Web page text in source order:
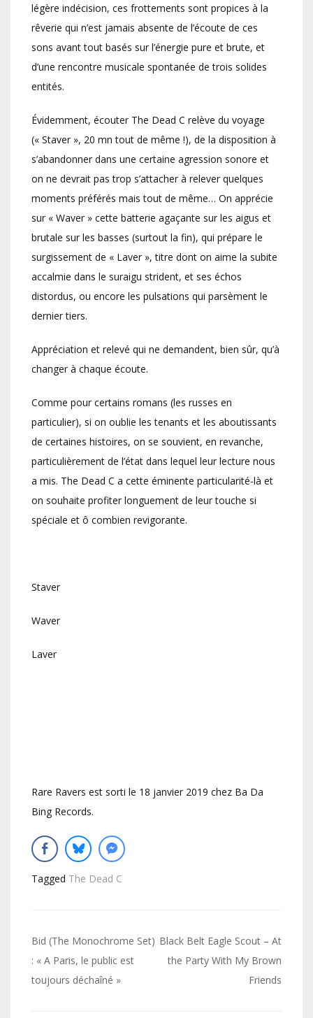
légère indécision, ces frottements sont propices à la
rêverie qui n’est jamais absente de l’écoute de ces
sons avant tout basés sur l’énergie pure et brute, et
d’une rencontre musicale spontanée de trois solides
entités.
Évidemment, écouter The Dead C relève du voyage
(« Staver », 20 mn tout de même !), de la disposition à
s’abandonner dans une certaine agression sonore et
on ne devrait pas trop s’attacher à relever quelques
moments préférés mais tout de même… On apprécie
sur « Waver » cette batterie agaçante sur les aigus et
brutale sur les basses (surtout la fin), qui prépare le
surgissement de « Laver », titre dont on aime la subite
accalmie dans le suraigu strident, et ses échos
distordus, ou encore les pulsations qui parsèment le
dernier tiers.
Appréciation et relevé qui ne demandent, bien sûr, qu’à
changer à chaque écoute.
Comme pour certains romans (les russes en
particulier), si on oublie les tenants et les aboutissants
de certaines histoires, on se souvient, en revanche,
particulièrement de l’état dans lequel leur lecture nous
a mis. The Dead C a cette éminente particularité-là et
on souhaite profiter longuement de leur touche si
spéciale et ô combien revigorante.
Staver
Waver
Laver
Rare Ravers est sorti le 18 janvier 2019 chez Ba Da
Bing Records.
Tagged The Dead C
Navigation
de
l’article
Bid (The Monochrome Set)
: « A Paris, le public est
toujours déchaîné »
Black Belt Eagle Scout – At
the Party With My Brown
Friends